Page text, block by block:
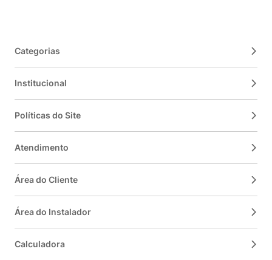
Categorias
Institucional
Políticas do Site
Atendimento
Área do Cliente
Área do Instalador
Calculadora